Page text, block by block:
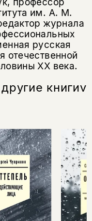
им. А. М.
журнала
русская
отечественной
XX века.
другие книгиv